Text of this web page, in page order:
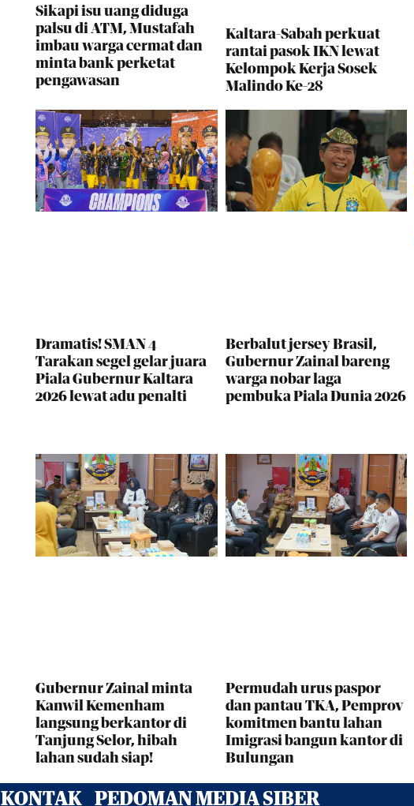
Sikapi isu uang diduga
palsu di ATM, Mustafah
imbau warga cermat dan
minta bank perketat
pengawasan
Kaltara-Sabah perkuat
rantai pasok IKN lewat
Kelompok Kerja Sosek
Malindo Ke-28
Dramatis! SMAN 4
Tarakan segel gelar juara
Piala Gubernur Kaltara
2026 lewat adu penalti
Berbalut jersey Brasil,
Gubernur Zainal bareng
warga nobar laga
pembuka Piala Dunia 2026
Gubernur Zainal minta
Kanwil Kemenham
langsung berkantor di
Tanjung Selor, hibah
lahan sudah siap!
Permudah urus paspor
dan pantau TKA, Pemprov
komitmen bantu lahan
Imigrasi bangun kantor di
Bulungan
KONTAK PEDOMAN MEDIA SIBER